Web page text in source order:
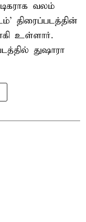
வலம்
திரைப்படத்தின்
உள்ளார்.
துஷாரா